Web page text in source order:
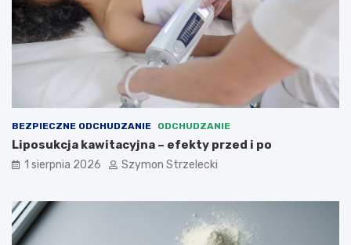
BEZPIECZNE ODCHUDZANIE ODCHUDZANIE
Liposukcja kawitacyjna – efekty przed i po
1 sierpnia 2026 Szymon Strzelecki